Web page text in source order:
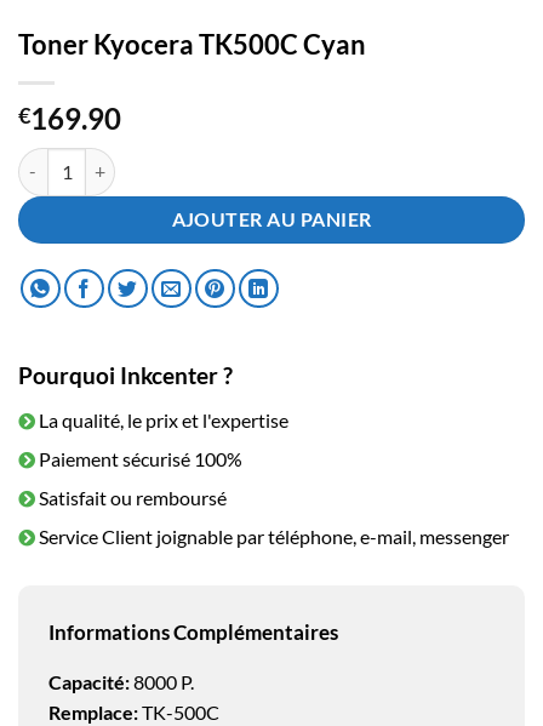
Toner Kyocera TK500C Cyan
€169.90
quantité de Toner Kyocera TK500C Cyan
AJOUTER AU PANIER
Pourquoi Inkcenter ?
La qualité, le prix et l'expertise
Paiement sécurisé 100%
Satisfait ou remboursé
Service Client joignable par téléphone, e-mail, messenger
Informations Complémentaires
Capacité:8000 P.
Remplace:TK-500C